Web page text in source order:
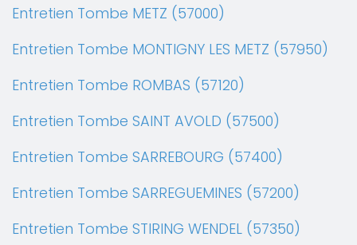
Entretien Tombe METZ (57000)
Entretien Tombe MONTIGNY LES METZ (57950)
Entretien Tombe ROMBAS (57120)
Entretien Tombe SAINT AVOLD (57500)
Entretien Tombe SARREBOURG (57400)
Entretien Tombe SARREGUEMINES (57200)
Entretien Tombe STIRING WENDEL (57350)